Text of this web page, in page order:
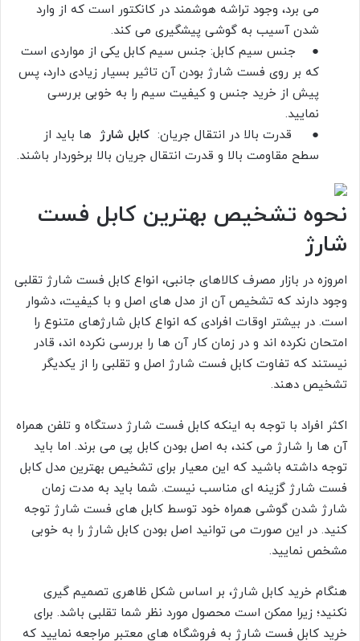
می برد، وجود تراشه هوشمند در کانکتور است که از وارد
شدن آسیب به گوشی پیشگیری می کند.
● جنس سیم کابل: جنس سیم کابل یکی از مواردی است
که بر روی فست شارژ بودن آن تاثیر بسیار زیادی دارد، پس
پیش از خرید جنس و کیفیت سیم را به خوبی بررسی
نمایید.
● قدرت بالا در انتقال جریان: کابل شارژ ها باید از
سطح مقاومت بالا و قدرت انتقال جریان بالا برخوردار باشند.
نحوه تشخیص بهترین کابل فست
شارژ
امروزه در بازار مصرف کالاهای جانبی، انواع کابل فست شارژ تقلبی
وجود دارند که تشخیص آن از مدل های اصل و با کیفیت، دشوار
است. در بیشتر اوقات افرادی که انواع کابل شارژهای متنوع را
امتحان نکرده اند و در زمان کار آن ها را بررسی نکرده اند، قادر
نیستند که تفاوت کابل فست شارژ اصل و تقلبی را از یکدیگر
تشخیص دهند.
اکثر افراد با توجه به اینکه کابل فست شارژ دستگاه و تلفن همراه
آن ها را شارژ می کند، به اصل بودن کابل پی می برند. اما باید
توجه داشته باشید که این معیار برای تشخیص بهترین مدل کابل
فست شارژ گزینه ای مناسب نیست. شما باید به مدت زمان
شارژ شدن گوشی همراه خود توسط کابل های فست شارژ توجه
کنید. در این صورت می توانید اصل بودن کابل شارژ را به خوبی
مشخص نمایید.
هنگام خرید کابل شارژ، بر اساس شکل ظاهری تصمیم گیری
نکنید؛ زیرا ممکن است محصول مورد نظر شما تقلبی باشد. برای
خرید کابل فست شارژ به فروشگاه های معتبر مراجعه نمایید که